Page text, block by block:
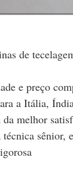
de
e preço
a Itália,
melhor
sênior,